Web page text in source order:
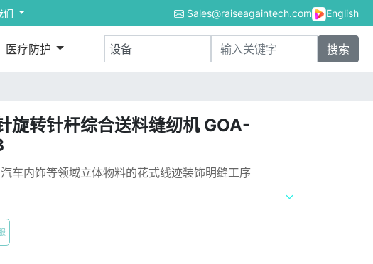
们 Sales@raiseagaintech.com English
医疗防护
旋转针杆综合送料缝纫机 GOA-
车内饰等领域立体物料的花式线迹装饰明缝工序